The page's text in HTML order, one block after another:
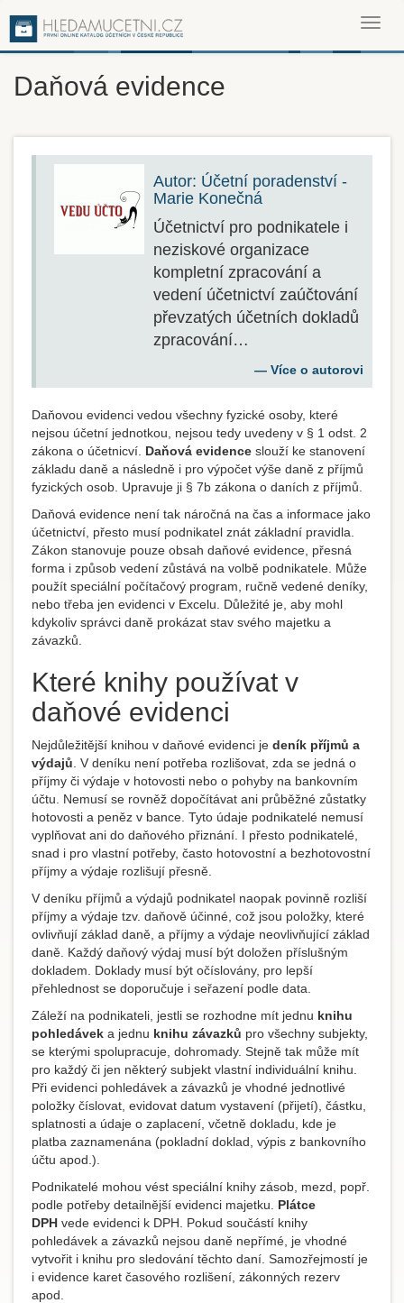
Daňová evidence
Autor: Účetní poradenství -
Marie Konečná
Účetnictví pro podnikatele i
neziskové organizace
kompletní zpracování a
vedení účetnictví zaúčtování
převzatých účetních dokladů
zpracování…
Více o autorovi
Daňovou evidenci vedou všechny fyzické osoby, které
nejsou účetní jednotkou, nejsou tedy uvedeny v § 1 odst. 2
zákona o účetnicví. Da­ňová evidence slouží ke stanovení
základu daně a následně i pro výpočet výše daně z příjmů
fyzických osob. Upravuje ji § 7b zákona o daních z příjmů.
Daňová evidence není tak náročná na čas a informace jako
účetnictví, přesto musí podnikatel znát základní pravidla.
Zákon stanovuje pouze obsah daňové evidence, přesná
forma i způsob vedení zůstává na volbě podnikatele. Může
použít speciální počítačový program, ručně vedené deníky,
nebo třeba jen evidenci v Excelu. Důležité je, aby mohl
kdykoliv správci daně prokázat stav svého majetku a
závazků.
Které knihy používat v
daňové evidenci
Nejdůležitější knihou v daňové evidenci je deník příjmů a
výdajů . V deníku není potřeba rozlišovat, zda se jedná o
příjmy či výdaje v hotovosti nebo o pohyby na bankovním
účtu. Nemusí se rovněž dopočítávat ani průběžné zůstatky
hotovosti a peněz v bance. Tyto údaje podnikatelé nemusí
vyplňovat ani do daňového přiznání. I přesto podnikatelé,
snad i pro vlastní potřeby, často hotovostní a bezhotovostní
příjmy a výdaje rozlišují přesně.
V deníku příjmů a výdajů podnikatel naopak povinně rozliší
příjmy a výdaje tzv. daňově účinné, což jsou položky, které
ovlivňují základ daně, a příjmy a výdaje neovlivňující základ
daně. Každý daňový výdaj musí být doložen příslušným
dokladem. Doklady musí být očíslovány, pro lepší
přehlednost se doporučuje i seřazení podle data.
Záleží na podnikateli, jestli se rozhodne mít jednu knihu
pohledávek a jednu knihu závazků pro všechny subjekty,
se kterými spolupracuje, dohromady. Stejně tak může mít
pro každý či jen některý subjekt vlastní individuální knihu.
Při evidenci pohledávek a závazků je vhodné jednotlivé
položky číslovat, evidovat datum vystavení (přijetí), částku,
splatnosti a údaje o zaplacení, včetně dokladu, kde je
platba zaznamenána (pokladní doklad, výpis z bankovního
účtu apod.).
Podnikatelé mohou vést speciální knihy zásob, mezd, popř.
podle potřeby detailnější evidenci majetku. Plátce
DPH vede evidenci k DPH. Pokud součástí knihy
pohledávek a závazků nejsou daně nepřímé, je vhodné
vytvořit i knihu pro sledování těchto daní. Samozřejmostí je
i evidence karet časového rozlišení, zákonných rezerv
apod.